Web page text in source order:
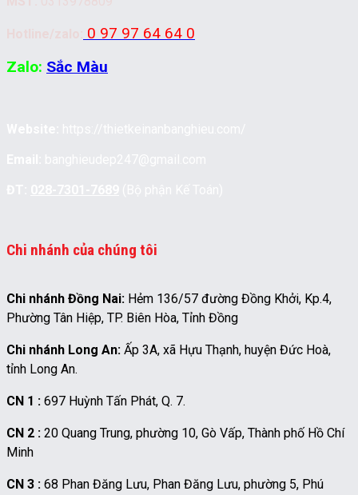
0 97 97 64 64 0
Zalo: Sắc Màu
Chi nhánh của chúng tôi
Chi nhánh Đồng Nai: Hẻm 136/57 đường Đồng Khởi, Kp.4,
Phường Tân Hiệp, TP. Biên Hòa, Tỉnh Đồng
Chi nhánh Long An: Ấp 3A, xã Hựu Thạnh, huyện Đức Hoà,
tỉnh Long An.
CN 1 : 697 Huỳnh Tấn Phát, Q. 7.
CN 2 : 20 Quang Trung, phường 10, Gò Vấp, Thành phố Hồ Chí
Minh
CN 3 : 68 Phan Đăng Lưu, Phan Đăng Lưu, phường 5, Phú